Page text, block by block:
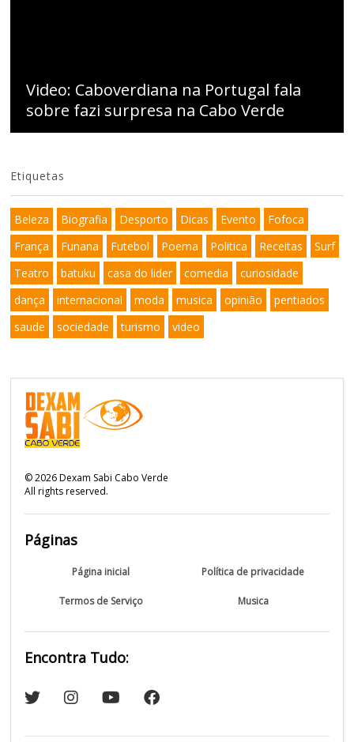
Video: Caboverdiana na Portugal fala
sobre fazi surpresa na Cabo Verde
Etiquetas
Beleza Biografia Desporto Dicas Evento
Fofoca
França
Funana Futebol Poema Politica Receitas
Surf
Teatro
batuku casa do lider comedia
curiosidade
dança
internacional moda musica opinião
pentiados
saude
sociedade turismo video
©2026Dexam Sabi Cabo Verde
All rights reserved.
Páginas
Página inicial Política de privacidade
Termos de Serviço Musica
Encontra Tudo: